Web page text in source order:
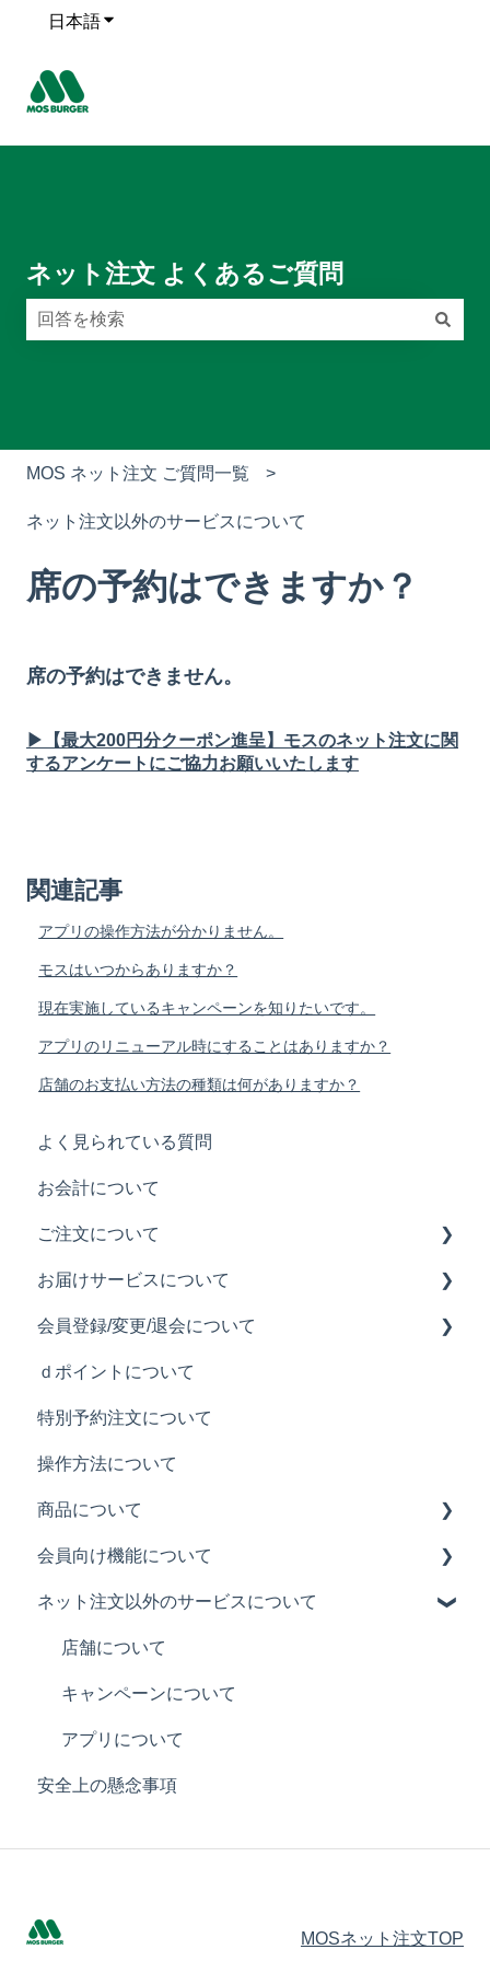
日本語翻訳のサブメニューを表示
ネット注文 よくあるご質問
MOS ネット注文 ご質問一覧
ネット注文以外のサービスについて
席の予約はできますか？
席の予約はできません。
▶【最大200円分クーポン進呈】モスのネット注文に関
するアンケートにご協力お願いいたします
関連記事
アプリの操作方法が分かりません。
モスはいつからありますか？
現在実施しているキャンペーンを知りたいです。
アプリのリニューアル時にすることはありますか？
店舗のお支払い方法の種類は何がありますか？
よく見られている質問
お会計について
ご注文について
注文履歴について
ご注文について
注文できるメニューについて
お届けサービスについて
お届け料について
お届け可能時間について
お届け時のトラブルについて
お届け可能なエリアについて
会員登録/変更/退会について
会員登録について
メールアドレスの変更について
退会について
パスワードの変更について
ｄポイントについて
特別予約注文について
操作方法について
商品について
カロリーやアレルギー表示について
商品の返品について
商品の説明
会員向け機能について
モス ネット注文会員限定メールについて
クーポンご利用方法について
モスカードについて
ネット注文以外のサービスについて
店舗について
キャンペーンについて
アプリについて
安全上の懸念事項
MOSネット注文TOP